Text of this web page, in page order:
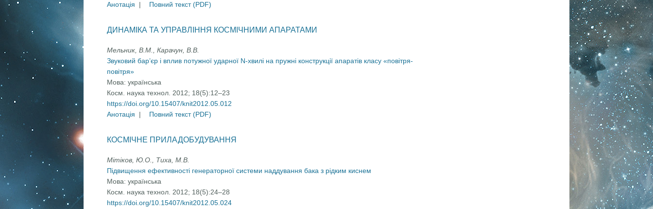
Анотація
| Повний текст (PDF)
ДИНАМІКА ТА УПРАВЛІННЯ КОСМІЧНИМИ АПАРАТАМИ
Мельник, В.М., Карачун, В.В.
Звуковий бар’єр і вплив потужної ударної N-хвилі на пружні конструкції апаратів класу «повітря-
повітря»
Мова: українська
Косм. наука технол. 2012; 18(5):12–23
https://doi.org/10.15407/knit2012.05.012
Анотація
| Повний текст (PDF)
КОСМІЧНЕ ПРИЛАДОБУДУВАННЯ
Мітіков, Ю.О., Тиха, M.В.
Підвищення ефективності генераторної системи наддування бака з рідким киснем
Мова: українська
Косм. наука технол. 2012; 18(5):24–28
https://doi.org/10.15407/knit2012.05.024